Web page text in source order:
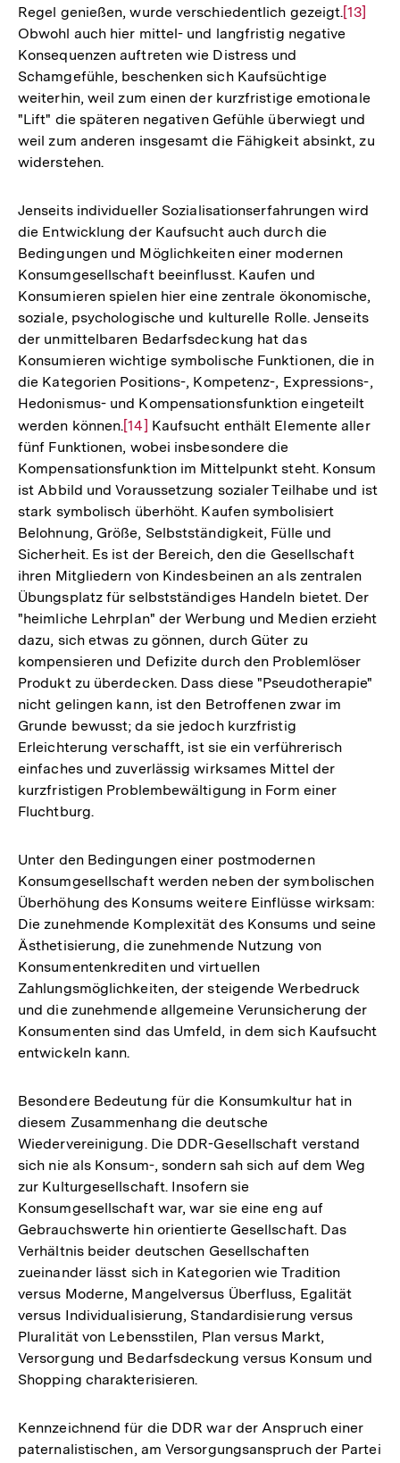
Regel genießen, wurde verschiedentlich gezeigt.Zur
[13]
Obwohl auch hier mittel- und langfristig negative
Konsequenzen auftreten wie Distress und
Schamgefühle, beschenken sich Kaufsüchtige
weiterhin, weil zum einen der kurzfristige emotionale
"Lift" die späteren negativen Gefühle überwiegt und
weil zum anderen insgesamt die Fähigkeit absinkt, zu
widerstehen.
Jenseits individueller Sozialisationserfahrungen wird
die Entwicklung der Kaufsucht auch durch die
Bedingungen und Möglichkeiten einer modernen
Konsumgesellschaft beeinflusst. Kaufen und
Konsumieren spielen hier eine zentrale ökonomische,
soziale, psychologische und kulturelle Rolle. Jenseits
der unmittelbaren Bedarfsdeckung hat das
Konsumieren wichtige symbolische Funktionen, die in
die Kategorien Positions-, Kompetenz-, Expressions-,
Hedonismus- und Kompensationsfunktion eingeteilt
werden können.Zur
Auflösung
der
Fußnote
[14] Kaufsucht enthält Elemente aller
fünf Funktionen, wobei insbesondere die
Kompensationsfunktion im Mittelpunkt steht. Konsum
ist Abbild und Voraussetzung sozialer Teilhabe und ist
stark symbolisch überhöht. Kaufen symbolisiert
Belohnung, Größe, Selbstständigkeit, Fülle und
Sicherheit. Es ist der Bereich, den die Gesellschaft
ihren Mitgliedern von Kindesbeinen an als zentralen
Übungsplatz für selbstständiges Handeln bietet. Der
"heimliche Lehrplan" der Werbung und Medien erzieht
dazu, sich etwas zu gönnen, durch Güter zu
kompensieren und Defizite durch den Problemlöser
Produkt zu überdecken. Dass diese "Pseudotherapie"
nicht gelingen kann, ist den Betroffenen zwar im
Grunde bewusst; da sie jedoch kurzfristig
Erleichterung verschafft, ist sie ein verführerisch
einfaches und zuverlässig wirksames Mittel der
kurzfristigen Problembewältigung in Form einer
Fluchtburg.
Unter den Bedingungen einer postmodernen
Konsumgesellschaft werden neben der symbolischen
Überhöhung des Konsums weitere Einflüsse wirksam:
Die zunehmende Komplexität des Konsums und seine
Ästhetisierung, die zunehmende Nutzung von
Konsumentenkrediten und virtuellen
Zahlungsmöglichkeiten, der steigende Werbedruck
und die zunehmende allgemeine Verunsicherung der
Konsumenten sind das Umfeld, in dem sich Kaufsucht
entwickeln kann.
Besondere Bedeutung für die Konsumkultur hat in
diesem Zusammenhang die deutsche
Wiedervereinigung. Die DDR-Gesellschaft verstand
sich nie als Konsum-, sondern sah sich auf dem Weg
zur Kulturgesellschaft. Insofern sie
Konsumgesellschaft war, war sie eine eng auf
Gebrauchswerte hin orientierte Gesellschaft. Das
Verhältnis beider deutschen Gesellschaften
zueinander lässt sich in Kategorien wie Tradition
versus Moderne, Mangelversus Überfluss, Egalität
versus Individualisierung, Standardisierung versus
Pluralität von Lebensstilen, Plan versus Markt,
Versorgung und Bedarfsdeckung versus Konsum und
Shopping charakterisieren.
Kennzeichnend für die DDR war der Anspruch einer
paternalistischen, am Versorgungsanspruch der Partei